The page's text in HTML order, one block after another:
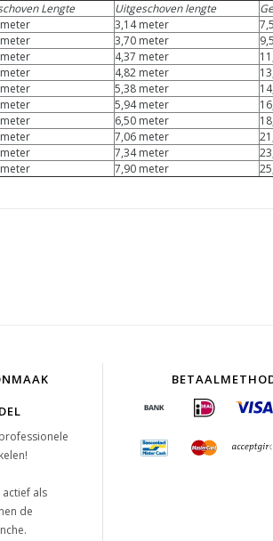
Lengte Uitgeschoven lengte
3,14 meter
3,70 meter
4,37 meter
4,82 meter
5,38 meter
5,94 meter
6,50 meter
7,06 meter
7,34 meter
7,90 meter
actief als
de